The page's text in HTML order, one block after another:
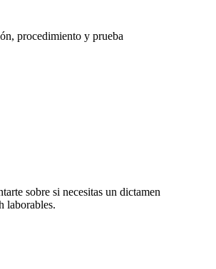
procedimiento y prueba
sobre si necesitas un dictamen
laborables.